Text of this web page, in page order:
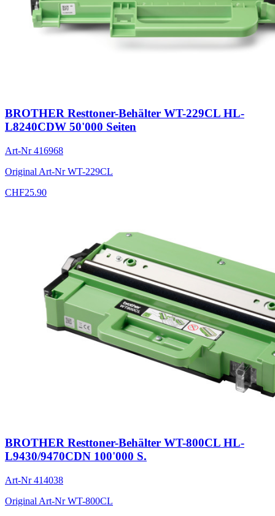
BROTHER Resttoner-Behälter WT-229CL HL-
L8240CDW 50'000 Seiten
Art-Nr416968
Original Art-NrWT-229CL
CHF25.90
BROTHER Resttoner-Behälter WT-800CL HL-
L9430/9470CDN 100'000 S.
Art-Nr414038
Original Art-NrWT-800CL